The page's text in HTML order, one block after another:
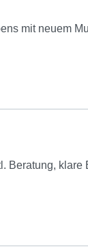
mit neuem
Beratung, klare